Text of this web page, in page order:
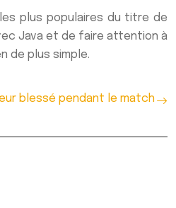
plus populaires du titre de
Java et de faire attention à
de plus simple.
blessé pendant le match